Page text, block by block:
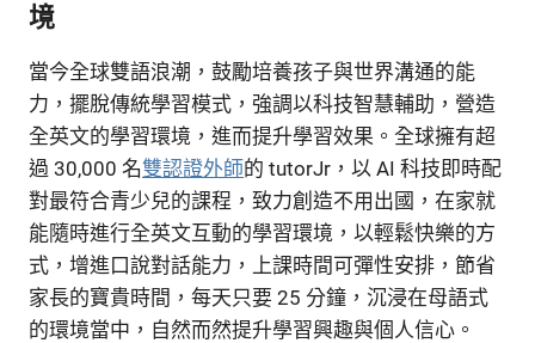
境
當今全球雙語浪潮，鼓勵培養孩子與世界溝通的能
力，擺脫傳統學習模式，強調以科技智慧輔助，營造
全英文的學習環境，進而提升學習效果。全球擁有超
過 30,000 名雙認證外師的 tutorJr，以 AI 科技即時配
對最符合青少兒的課程，致力創造不用出國，在家就
能隨時進行全英文互動的學習環境，以輕鬆快樂的方
式，增進口說對話能力，上課時間可彈性安排，節省
家長的寶貴時間，每天只要 25 分鐘，沉浸在母語式
的環境當中，自然而然提升學習興趣與個人信心。